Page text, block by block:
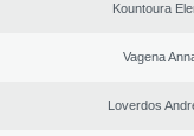
Kountoura
Vagena
Loverdos